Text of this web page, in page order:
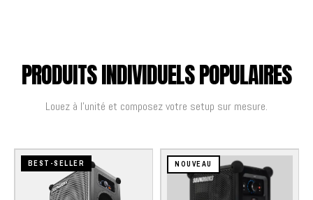
PRODUITS INDIVIDUELS POPULAIRES
Louez à l'unité et composez votre setup sur mesure.
BEST-SELLER NOUVEAU